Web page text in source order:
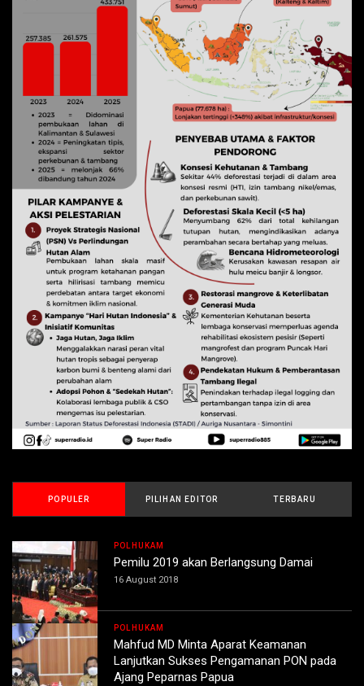
POPULER PILIHAN EDITOR TERBARU
POLHUKAM
Pemilu 2019 akan Berlangsung Damai
16 August 2018
POLHUKAM
Mahfud MD Minta Aparat Keamanan
Lanjutkan Sukses Pengamanan PON pada
Ajang Peparnas Papua